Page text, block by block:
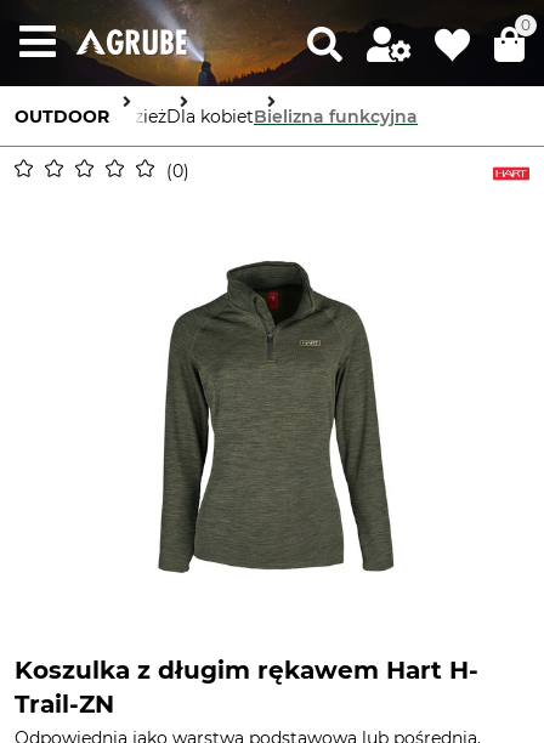
0
OUTDOOR OdzieżDla kobietBielizna funkcyjna
0
Koszulka z długim rękawem Hart H-
Trail-ZN
Odpowiednia jako warstwa podstawowa lub pośrednia.